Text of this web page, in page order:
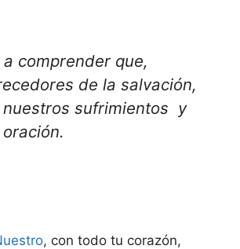
a comprender que,
de la salvación,
sufrimientos y
, con todo tu corazón,